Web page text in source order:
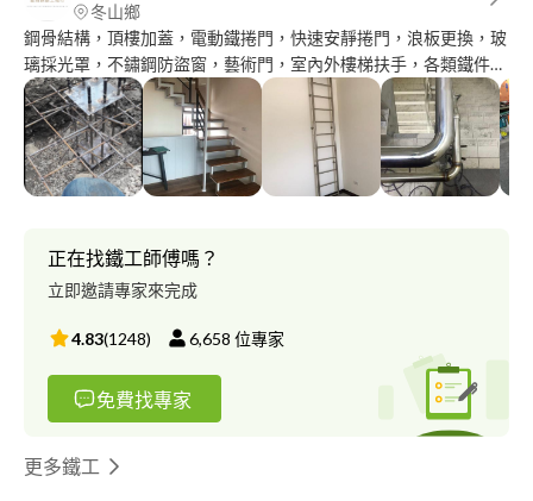
冬山鄉
鋼骨結構，頂樓加蓋，電動鐵捲門，快速安靜捲門，浪板更換，玻
璃採光罩，不鏽鋼防盜窗，藝術門，室內外樓梯扶手，各類鐵件加
工，室內設計鐵件，鍛造鐵件，電動門
正在找鐵工師傅嗎？
立即邀請專家來完成
4.83(1248) 6,658 位專家
免費找專家
更多鐵工